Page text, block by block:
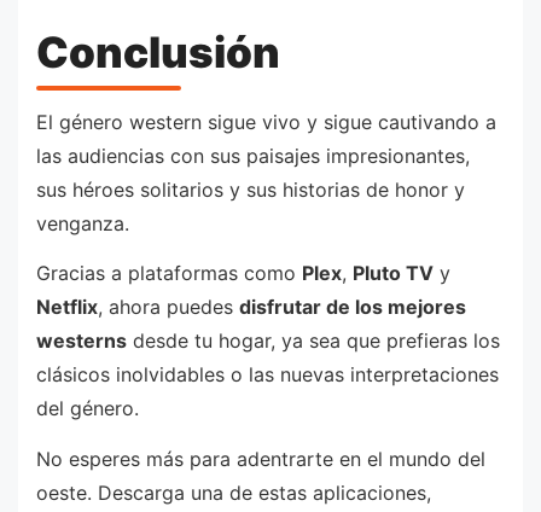
Conclusión
El género western sigue vivo y sigue cautivando a
las audiencias con sus paisajes impresionantes,
sus héroes solitarios y sus historias de honor y
venganza.
Gracias a plataformas como Plex, Pluto TV y
Netflix, ahora puedes disfrutar de los mejores
westerns desde tu hogar, ya sea que prefieras los
clásicos inolvidables o las nuevas interpretaciones
del género.
No esperes más para adentrarte en el mundo del
oeste. Descarga una de estas aplicaciones,